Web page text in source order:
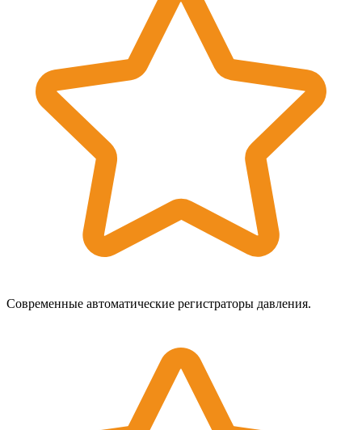
Современные автоматические регистраторы давления.